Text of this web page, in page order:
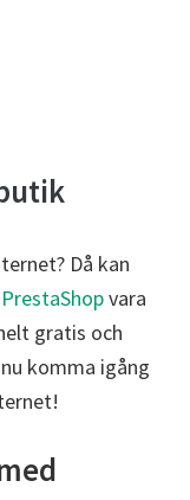
Då kan
PrestaShopvara
gratis och
komma igång